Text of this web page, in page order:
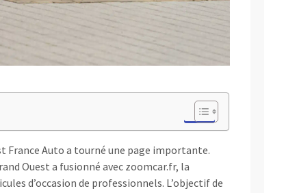
France Auto a tourné une page importante.
Ouest a fusionné avec zoomcar.fr, la
d’occasion de professionnels. L’objectif de